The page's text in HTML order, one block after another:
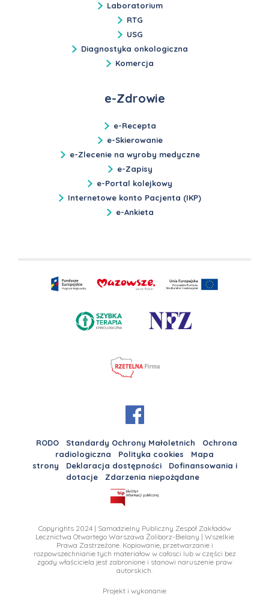
Laboratorium
RTG
USG
Diagnostyka onkologiczna
Komercja
e-Zdrowie
e-Recepta
e-Skierowanie
e-Zlecenie na wyroby medyczne
e-Zapisy
e-Portal kolejkowy
Internetowe konto Pacjenta (IKP)
e-Ankieta
RODO Standardy Ochrony Małoletnich
Ochrona
radiologiczna
Polityka cookies
Mapa
strony
Deklaracja dostępności
Dofinansowania i
dotacje
Zdarzenia niepożądane
Copyrights 2024 | Samodzielny Publiczny Zespół Zakładów
Lecznictwa Otwartego Warszawa Żoliborz-Bielany | Wszelkie
Prawa Zastrzeżone. Kopiowanie, przetwarzanie i
rozpowszechnianie tych materiałow w całosci lub w części bez
zgody właściciela jest zabronione i stanowi naruszenie praw
autorskich.
Projekt i wykonanie